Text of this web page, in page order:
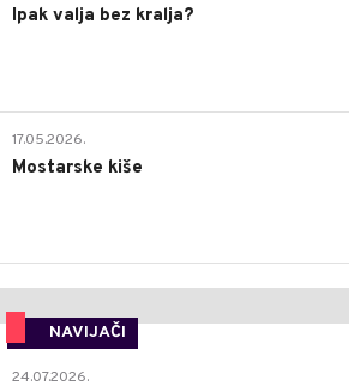
Ipak valja bez kralja?
17.05.2026.
Mostarske kiše
NAVIJAČI
24.07.2026.